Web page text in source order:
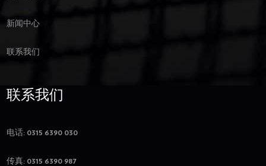
新闻中心
联系我们
联系我们
电话: 0315 6390 030
传真: 0315 6390 987